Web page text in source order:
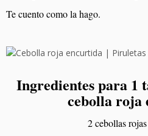
Te cuento como la hago.
Ingredientes para 1
cebolla roja
2 cebollas